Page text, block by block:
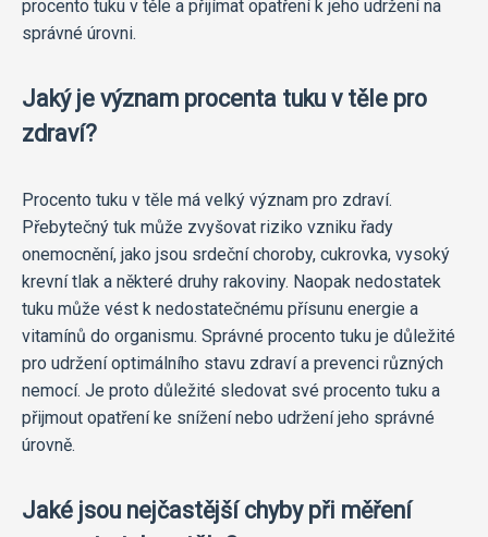
procento tuku v těle a přijímat opatření k jeho udržení na
správné úrovni.
Jaký je význam procenta tuku v těle pro
zdraví?
Procento tuku v těle má velký význam pro zdraví.
Přebytečný tuk může zvyšovat riziko vzniku řady
onemocnění, jako jsou srdeční choroby, cukrovka, vysoký
krevní tlak a některé druhy rakoviny. Naopak nedostatek
tuku může vést k nedostatečnému přísunu energie a
vitamínů do organismu. Správné procento tuku je důležité
pro udržení optimálního stavu zdraví a prevenci různých
nemocí. Je proto důležité sledovat své procento tuku a
přijmout opatření ke snížení nebo udržení jeho správné
úrovně.
Jaké jsou nejčastější chyby při měření